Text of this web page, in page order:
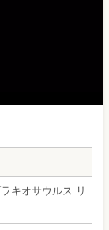
キオサウルス リ